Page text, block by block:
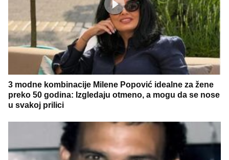
3 modne kombinacije Milene Popović idealne za žene
preko 50 godina: Izgledaju otmeno, a mogu da se nose
u svakoj prilici